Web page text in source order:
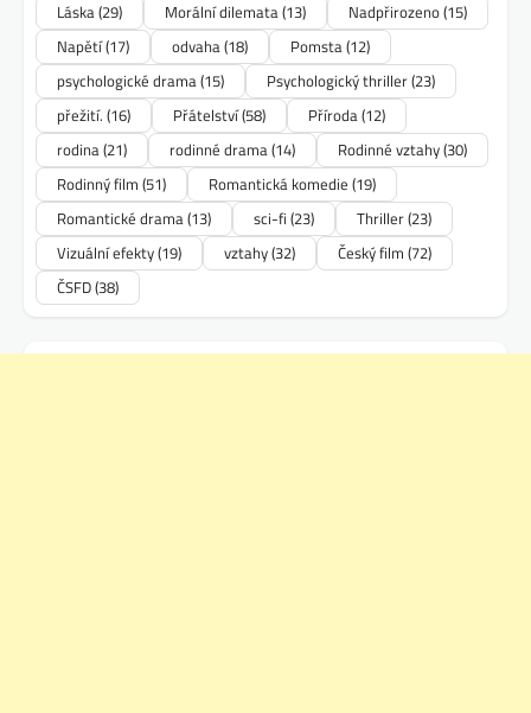
Láska(29) Morální dilemata(13) Nadpřirozeno(15)
Napětí(17) odvaha(18) Pomsta(12)
psychologické drama(15) Psychologický thriller(23)
přežití. (16) Přátelství(58) Příroda(12)
rodina(21) rodinné drama(14) Rodinné vztahy(30)
Rodinný film (51) Romantická komedie (19)
Romantické drama(13) sci-fi (23) Thriller(23)
Vizuální efekty(19) vztahy(32) Český film (72)
ČSFD(38)